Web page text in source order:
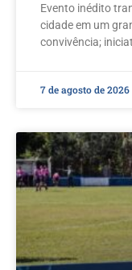
Evento inédito
cidade em um
convivência;
7 de agosto de 2026